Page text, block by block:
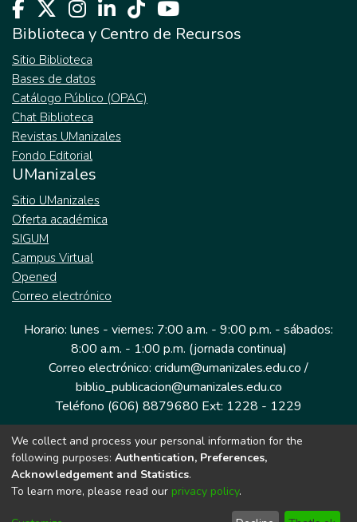
Biblioteca y Centro de Recursos
Sitio Biblioteca
Bases de datos
Catálogo Público (OPAC)
Chat Biblioteca
Revistas UManizales
Fondo Editorial
UManizales
Sitio UManizales
Oferta académica
SIGUM
Campus Virtual
Opened
Correo electrónico
Horario: lunes - viernes: 7:00 a.m. - 9:00 p.m. - sábados:
8:00 a.m. - 1:00 p.m. (jornada continua)
Correo electrónico: cridum@umanizales.edu.co /
biblio_publicacion@umanizales.edu.co
Teléfono (606) 8879680 Ext: 1228 - 1229
Dirección: Cra 9 a # 19-03 Edificio histórico, piso 1
Manizales, Caldas
Colombia.
We collect and process your personal information for the
following purposes: Authentication, Preferences,
Acknowledgement and Statistics.
To learn more, please read our privacy policy.